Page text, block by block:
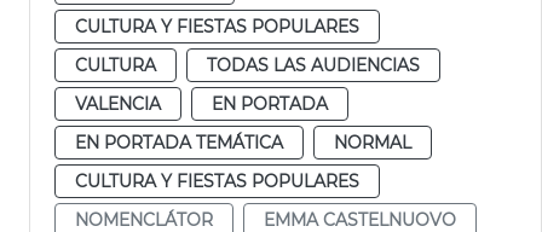
CULTURA Y FIESTAS POPULARES
CULTURA
TODAS LAS AUDIENCIAS
VALENCIA
EN PORTADA
EN PORTADA TEMÁTICA
NORMAL
CULTURA Y FIESTAS POPULARES
NOMENCLÁTOR
EMMA CASTELNUOVO